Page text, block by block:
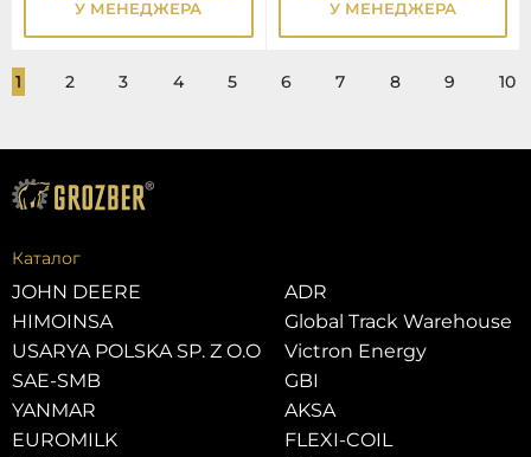
У МЕНЕДЖЕРА
У МЕНЕДЖЕРА
1 2 3 4 5 6 7 8 9 10
Каталог
JOHN DEERE
HIMOINSA
USARYA POLSKA SP. Z O.O
SAE-SMB
YANMAR
EUROMILK
ADR
Global Track Warehouse
Victron Energy
GBI
AKSA
FLEXI-COIL